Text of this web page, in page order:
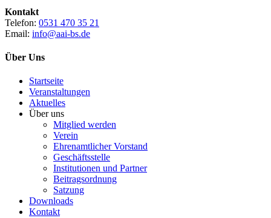
Kontakt
Telefon: 0531 470 35 21
Email: info@aai-bs.de
Über Uns
Startseite
Veranstaltungen
Aktuelles
Über uns
Mitglied werden
Verein
Ehrenamtlicher Vorstand
Geschäftsstelle
Institutionen und Partner
Beitragsordnung
Satzung
Downloads
Kontakt